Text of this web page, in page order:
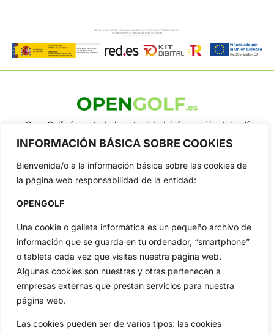
INFORMACIÓN BÁSICA SOBRE COOKIES
Bienvenida/o a la información básica sobre las cookies de
la página web responsabilidad de la entidad:
OPENGOLF
Una cookie o galleta informática es un pequeño archivo de
información que se guarda en tu ordenador, “smartphone”
o tableta cada vez que visitas nuestra página web.
Algunas cookies son nuestras y otras pertenecen a
empresas externas que prestan servicios para nuestra
página web.
Las cookies pueden ser de varios tipos: las cookies
OpenGolf ofrece toda la actualidad, información del golf
profesional y amateur, resultados en directo, vídeos, noticias,
Jon Rahm, LIV Golf, PGA Tour, Ryder Cup, DP World Tour, LPGA
Categorias
Actualidad
Amateurs
Circuitos
Especiales
Reglas
Vídeos
De Interés
Compañía
Aviso Legal